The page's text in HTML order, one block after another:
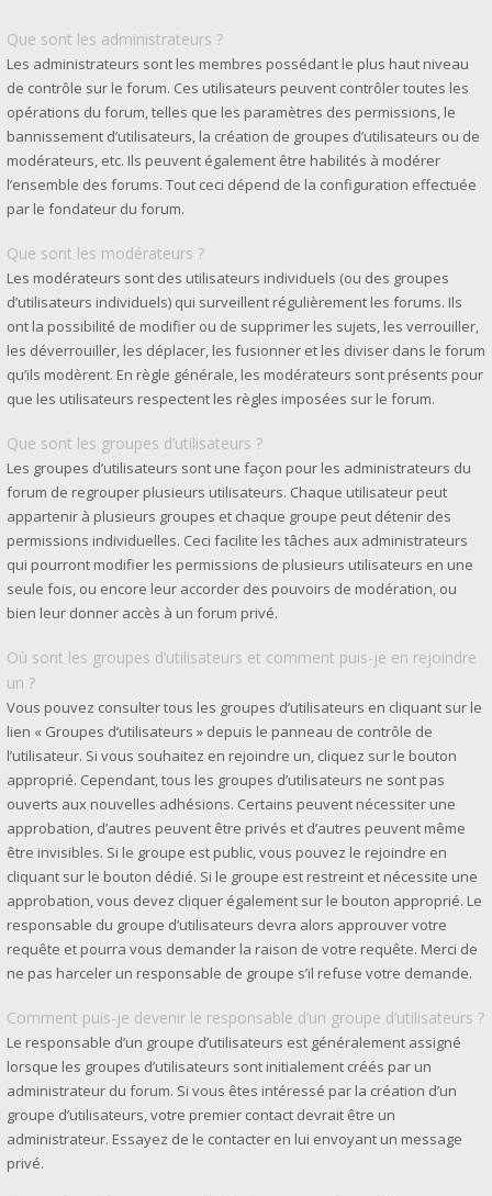
Que sont les administrateurs ?
Les administrateurs sont les membres possédant le plus haut niveau
de contrôle sur le forum. Ces utilisateurs peuvent contrôler toutes les
opérations du forum, telles que les paramètres des permissions, le
bannissement d’utilisateurs, la création de groupes d’utilisateurs ou de
modérateurs, etc. Ils peuvent également être habilités à modérer
l’ensemble des forums. Tout ceci dépend de la configuration effectuée
par le fondateur du forum.
Que sont les modérateurs ?
Les modérateurs sont des utilisateurs individuels (ou des groupes
d’utilisateurs individuels) qui surveillent régulièrement les forums. Ils
ont la possibilité de modifier ou de supprimer les sujets, les verrouiller,
les déverrouiller, les déplacer, les fusionner et les diviser dans le forum
qu’ils modèrent. En règle générale, les modérateurs sont présents pour
que les utilisateurs respectent les règles imposées sur le forum.
Que sont les groupes d’utilisateurs ?
Les groupes d’utilisateurs sont une façon pour les administrateurs du
forum de regrouper plusieurs utilisateurs. Chaque utilisateur peut
appartenir à plusieurs groupes et chaque groupe peut détenir des
permissions individuelles. Ceci facilite les tâches aux administrateurs
qui pourront modifier les permissions de plusieurs utilisateurs en une
seule fois, ou encore leur accorder des pouvoirs de modération, ou
bien leur donner accès à un forum privé.
Où sont les groupes d’utilisateurs et comment puis-je en rejoindre
un ?
Vous pouvez consulter tous les groupes d’utilisateurs en cliquant sur le
lien « Groupes d’utilisateurs » depuis le panneau de contrôle de
l’utilisateur. Si vous souhaitez en rejoindre un, cliquez sur le bouton
approprié. Cependant, tous les groupes d’utilisateurs ne sont pas
ouverts aux nouvelles adhésions. Certains peuvent nécessiter une
approbation, d’autres peuvent être privés et d’autres peuvent même
être invisibles. Si le groupe est public, vous pouvez le rejoindre en
cliquant sur le bouton dédié. Si le groupe est restreint et nécessite une
approbation, vous devez cliquer également sur le bouton approprié. Le
responsable du groupe d’utilisateurs devra alors approuver votre
requête et pourra vous demander la raison de votre requête. Merci de
ne pas harceler un responsable de groupe s’il refuse votre demande.
Comment puis-je devenir le responsable d’un groupe d’utilisateurs ?
Le responsable d’un groupe d’utilisateurs est généralement assigné
lorsque les groupes d’utilisateurs sont initialement créés par un
administrateur du forum. Si vous êtes intéressé par la création d’un
groupe d’utilisateurs, votre premier contact devrait être un
administrateur. Essayez de le contacter en lui envoyant un message
privé.